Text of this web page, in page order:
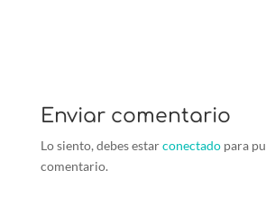
Enviar comentario
Lo siento, debes estarconectadopara
comentario.